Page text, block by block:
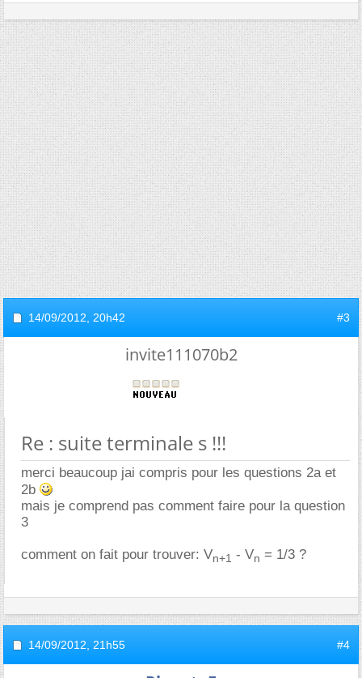
14/09/2012, 20h42 #3
invite111070b2
Re : suite terminale s !!!
merci beaucoup jai compris pour les questions 2a et
2b
mais je comprend pas comment faire pour la question
3
comment on fait pour trouver: Vn+1 - Vn = 1/3 ?
14/09/2012, 21h55 #4